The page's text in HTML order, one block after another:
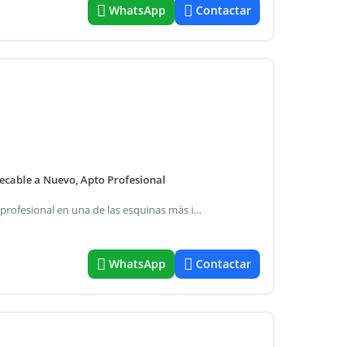
WhatsApp Contactar
a Nuevo, Apto Profesional
Dueño directo: av rivadavia 7407 esq. Av nazca vivienda o profesional en una de las esquinas más importantes de buenos aires, con movilidad a todos lados, decenas de líneas de colectivos, subte a a 20 metros! Totalmente renovado a nuevo super luminoso y silencioso expensas $ 148.000 (a agosto'26) servicios individuales aysa, electricidad, gas pisos de parquet plastificado placard hasta el techo ventanas nuevas en todos sus ambientes termotanque 90l cocina nueva conexión para lavarropas en la cocina encargado 3 ascensores living 4.,65 x 3,00 cocina 4,65 x 1,40 baño 2,05 x 1,50 habitación 3,00 x 3,00 *inmobiliarias e intermediarios abstenerse" requisitos - contrato por 2 años - actualización trimestral por ipc - excluyente seguro caución fynaer - se paga por mes adelantado, del 1 al 5 de cada mes - depósito de 500 dólares billete - no se aceptan mascotas - contrato con dueño directo, sin gastos ni comisiones su consulta es bienvenida
WhatsApp Contactar